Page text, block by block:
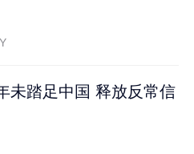
未踏足中国 释放反常信